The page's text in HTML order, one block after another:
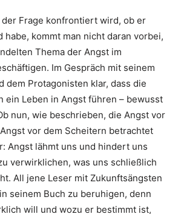
der Frage konfrontiert wird, ob er
habe, kommt man nicht daran vorbei,
Thema der Angst im
Im Gespräch mit seinem
dem Protagonisten klar, dass die
ein Leben in Angst führen – bewusst
nun, wie beschrieben, die Angst vor
vor dem Scheitern betrachtet
Angst lähmt uns und hindert uns
verwirklichen, was uns schließlich
All jene Leser mit Zukunftsängsten
seinem Buch zu beruhigen, denn
will und wozu er bestimmt ist,